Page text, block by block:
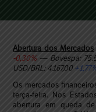
Abertura dos Mercados
-0,30% — Bovespa:
USD/BRL: 4.167,00
Os mercados
terça-feira. Nos
abertura em queda